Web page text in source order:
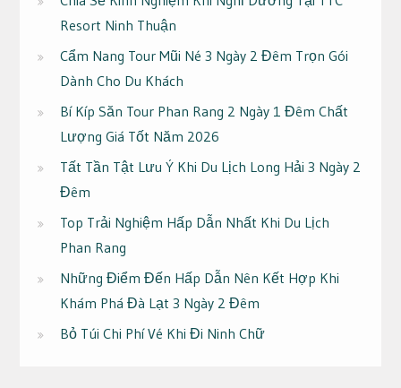
Resort Ninh Thuận
Cẩm Nang Tour Mũi Né 3 Ngày 2 Đêm Trọn Gói
Dành Cho Du Khách
Bí Kíp Săn Tour Phan Rang 2 Ngày 1 Đêm Chất
Lượng Giá Tốt Năm 2026
Tất Tần Tật Lưu Ý Khi Du Lịch Long Hải 3 Ngày 2
Đêm
Top Trải Nghiệm Hấp Dẫn Nhất Khi Du Lịch
Phan Rang
Những Điểm Đến Hấp Dẫn Nên Kết Hợp Khi
Khám Phá Đà Lạt 3 Ngày 2 Đêm
Bỏ Túi Chi Phí Vé Khi Đi Ninh Chữ